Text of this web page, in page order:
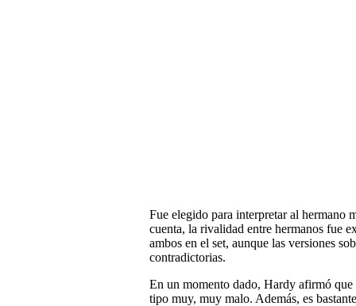
Fue elegido para interpretar al hermano
cuenta, la rivalidad entre hermanos fue
ambos en el set, aunque las versiones
contradictorias.
En un momento dado, Hardy afirmó
tipo muy, muy malo. Además, es